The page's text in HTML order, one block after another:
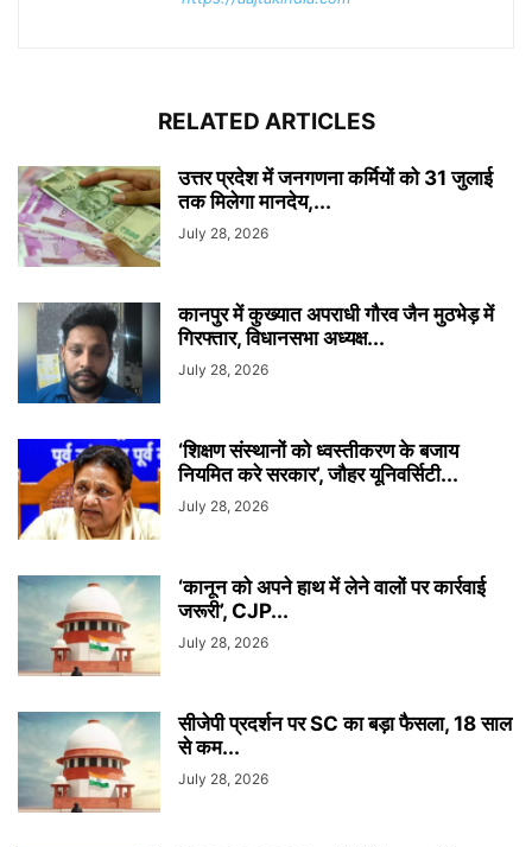
RELATED ARTICLES
उत्तर प्रदेश में जनगणना कर्मियों को 31 जुलाई
तक मिलेगा मानदेय,...
July 28, 2026
कानपुर में कुख्यात अपराधी गौरव जैन मुठभेड़ में
गिरफ्तार, विधानसभा अध्यक्ष...
July 28, 2026
‘शिक्षण संस्थानों को ध्वस्तीकरण के बजाय
नियमित करे सरकार’, जौहर यूनिवर्सिटी...
July 28, 2026
‘कानून को अपने हाथ में लेने वालों पर कार्रवाई
जरूरी’, CJP...
July 28, 2026
सीजेपी प्रदर्शन पर SC का बड़ा फैसला, 18 साल
से कम...
July 28, 2026